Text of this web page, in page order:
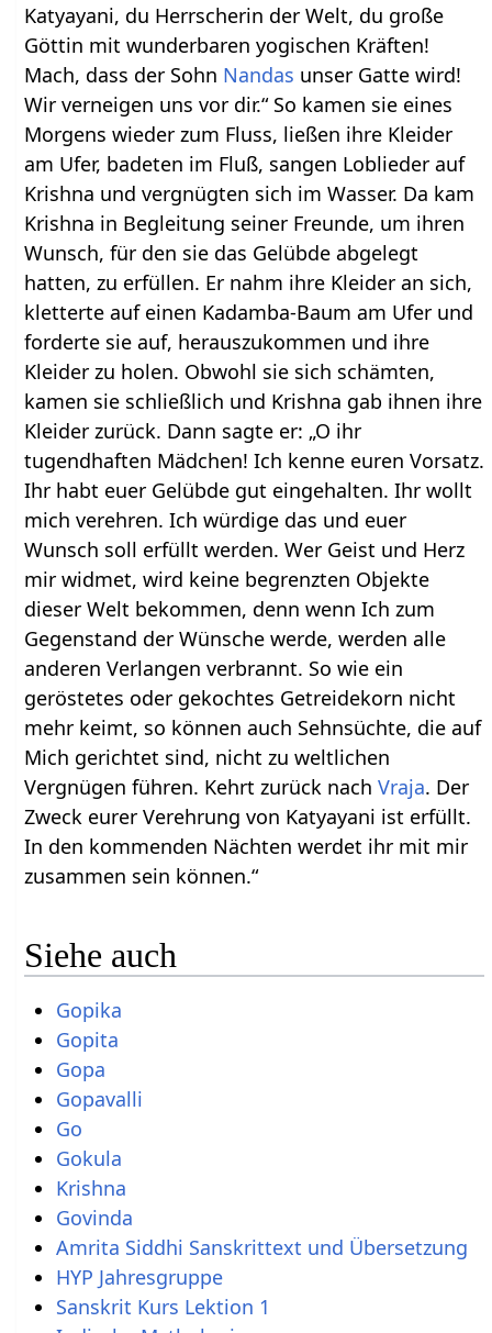
Katyayani, du Herrscherin der Welt, du große
Göttin mit wunderbaren yogischen Kräften!
Mach, dass der Sohn Nandas unser Gatte wird!
Wir verneigen uns vor dir.“ So kamen sie eines
Morgens wieder zum Fluss, ließen ihre Kleider
am Ufer, badeten im Fluß, sangen Loblieder auf
Krishna und vergnügten sich im Wasser. Da kam
Krishna in Begleitung seiner Freunde, um ihren
Wunsch, für den sie das Gelübde abgelegt
hatten, zu erfüllen. Er nahm ihre Kleider an sich,
kletterte auf einen Kadamba-Baum am Ufer und
forderte sie auf, herauszukommen und ihre
Kleider zu holen. Obwohl sie sich schämten,
kamen sie schließlich und Krishna gab ihnen ihre
Kleider zurück. Dann sagte er: „O ihr
tugendhaften Mädchen! Ich kenne euren Vorsatz.
Ihr habt euer Gelübde gut eingehalten. Ihr wollt
mich verehren. Ich würdige das und euer
Wunsch soll erfüllt werden. Wer Geist und Herz
mir widmet, wird keine begrenzten Objekte
dieser Welt bekommen, denn wenn Ich zum
Gegenstand der Wünsche werde, werden alle
anderen Verlangen verbrannt. So wie ein
geröstetes oder gekochtes Getreidekorn nicht
mehr keimt, so können auch Sehnsüchte, die auf
Mich gerichtet sind, nicht zu weltlichen
Vergnügen führen. Kehrt zurück nachVraja. Der
Zweck eurer Verehrung von Katyayani ist erfüllt.
In den kommenden Nächten werdet ihr mit mir
zusammen sein können.“
Siehe auch
Gopika
Gopita
Gopa
Gopavalli
Go
Gokula
Krishna
Govinda
Amrita Siddhi Sanskrittext und Übersetzung
HYP Jahresgruppe
Sanskrit Kurs Lektion 1